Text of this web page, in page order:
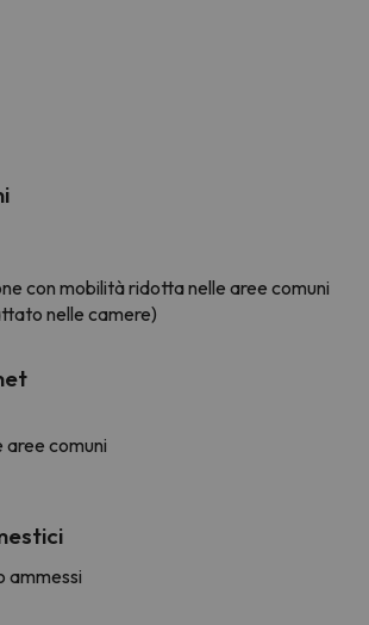
con mobilità ridotta nelle aree comuni
nelle camere)
comuni
ammessi